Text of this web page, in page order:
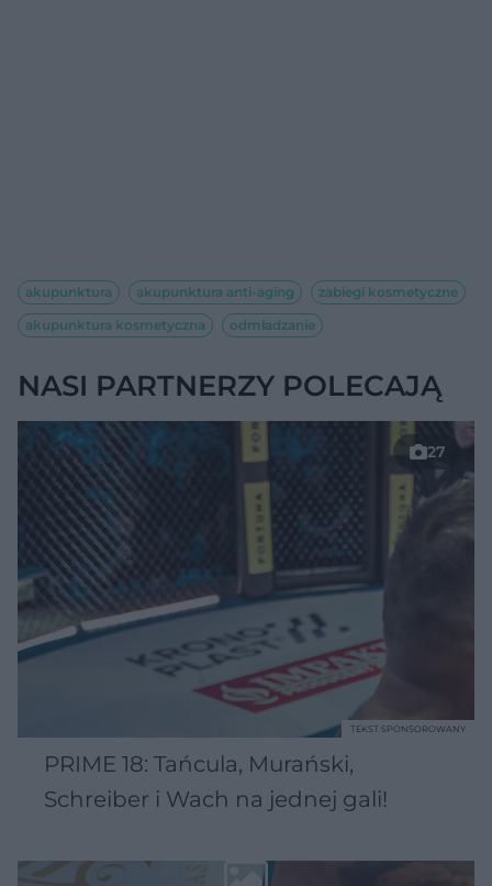
akupunktura akupunktura anti-aging
zabiegi kosmetyczne
akupunktura kosmetyczna
odmładzanie
NASI PARTNERZY POLECAJĄ
27
PRIME 18: Tańcula, Murański,
Schreiber i Wach na jednej gali!
TEKST SPONSOROWANY